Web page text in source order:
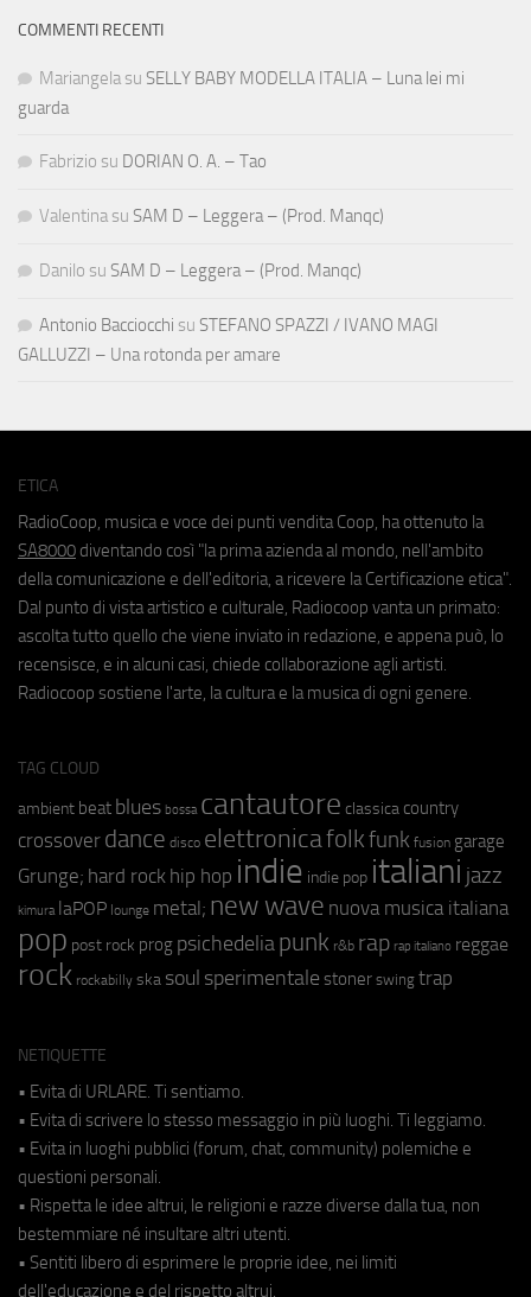
COMMENTI RECENTI
Mariangela su SELLY BABY MODELLA ITALIA – Luna lei mi
guarda
Fabrizio su DORIAN O. A. – Tao
Valentina su SAM D – Leggera – (Prod. Manqc)
Danilo su SAM D – Leggera – (Prod. Manqc)
Antonio Bacciocchi su STEFANO SPAZZI / IVANO MAGI
GALLUZZI – Una rotonda per amare
ETICA
RadioCoop, musica e voce dei punti vendita Coop, ha ottenuto la
SA8000 diventando così "la prima azienda al mondo, nell'ambito
della comunicazione e dell'editoria, a ricevere la Certificazione etica".
Dal punto di vista artistico e culturale, Radiocoop vanta un primato:
ascolta tutto quello che viene inviato in redazione, e appena può, lo
recensisce, e in alcuni casi, chiede collaborazione agli artisti.
Radiocoop sostiene l'arte, la cultura e la musica di ogni genere.
TAG CLOUD
ambient beat blues bossa cantautore classica country
crossover dance disco elettronicafolkfunk fusion garage
Grunge; hard rock hip hop indie indie pop italiani jazz
kimura laPOP lounge metal; new wave nuova musica italiana
pop post rock prog psichedeliapunk r&b rap rap italiano reggae
rock rockabilly ska soul sperimentale stoner swing trap
NETIQUETTE
• Evita di URLARE. Ti sentiamo.
• Evita di scrivere lo stesso messaggio in più luoghi. Ti leggiamo.
• Evita in luoghi pubblici (forum, chat, community) polemiche e
questioni personali.
• Rispetta le idee altrui, le religioni e razze diverse dalla tua, non
bestemmiare né insultare altri utenti.
• Sentiti libero di esprimere le proprie idee, nei limiti
dell'educazione e del rispetto altrui.